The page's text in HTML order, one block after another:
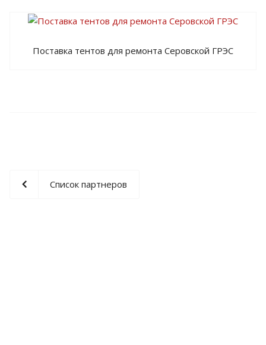
Поставка тентов для ремонта Серовской ГРЭС
Список партнеров